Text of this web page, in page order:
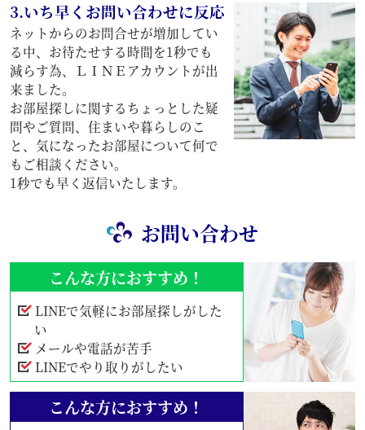
3.いち早くお問い合わせに反応
ネットからのお問合せが増加してい
る中、お待たせする時間を1秒でも
減らす為、ＬＩＮＥアカウントが出
来ました。
お部屋探しに関するちょっとした疑
問やご質問、住まいや暮らしのこ
と、気になったお部屋について何で
もご相談ください。
1秒でも早く返信いたします。
お問い合わせ
こんな方におすすめ！
LINEで気軽にお部屋探しがした
い
メールや電話が苦手
LINEでやり取りがしたい
こんな方におすすめ！